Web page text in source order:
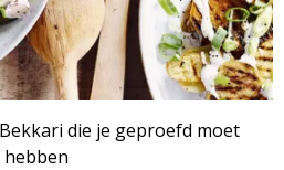
die je geproefd moet
hebben